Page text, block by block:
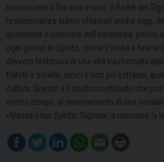
riconoscere il Dio vivo e vero, il Padre del
testimonianza siamo chiamati anche oggi,
quotidiane e concrete dell’esistenza: perciò
ogni giorno lo Spirito, come c’invita a fare la
davvero testimoni di una vita trasformata
fratelli e sorelle, amici e non più estranei,
cultura. Questo è il nostro contributo che
nostro tempo, al rinnovamento di una
«Manda il tuo Spirito, Signore, a rinnovare la